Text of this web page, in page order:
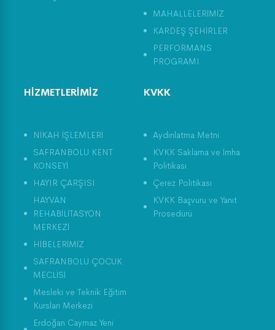
MAHALLELERİMİZ
KARDEŞ ŞEHİRLER
PERFORMANS
PROGRAMI
HİZMETLERİMİZ
NİKAH İŞLEMLERİ
SAFRANBOLU KENT
KONSEYİ
HAYIR ÇARŞISI
HAYVAN
REHABİLİTASYON
MERKEZİ
HİBELERİMİZ
SAFRANBOLU ÇOCUK
MECLİSİ
Mesleki ve Teknik Eğitim
Kursları Merkezi
Erdoğan Caymaz Yeni
KVKK
Aydınlatma Metni
KVKK Saklama ve İmha
Politikası
Çerez Politikası
KVKK Başvuru ve Yanıt
Prosedürü